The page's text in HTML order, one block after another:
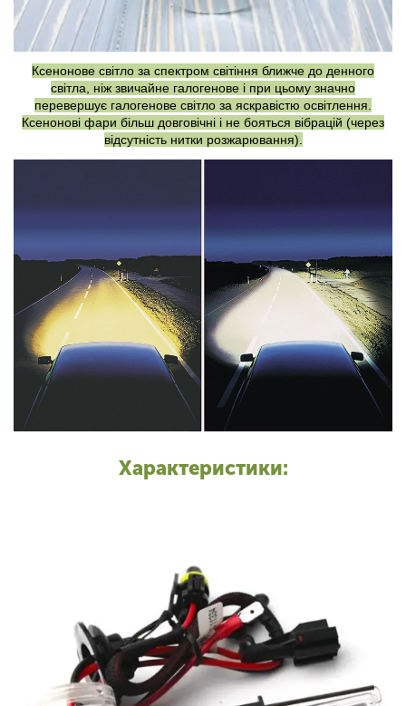
Ксенонове світло за спектром світіння ближче до денного
світла, ніж звичайне галогенове і при цьому значно
перевершує галогенове світло за яскравістю освітлення.
Ксенонові фари більш довговічні і не бояться вібрацій (через
відсутність нитки розжарювання).
Характеристики: